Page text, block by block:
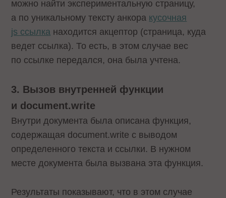
можно найти экспериментальную страницу,
а по уникальному тексту анкора кусочная
js ссылка находится акцептор (страница, куда
ведет ссылка). То есть, в этом случае вес
по ссылке передался, она была учтена.
3. Вызов внутренней функции
и document.write
Внутри документа была описана функция,
содержащая document.write с выводом
определенного текста и ссылки. В нужном
месте документа была вызвана эта функция.
Результаты показывают, что в этом случае